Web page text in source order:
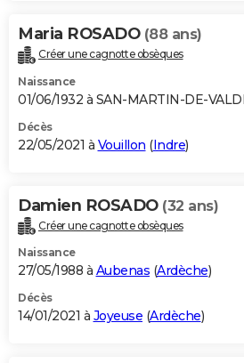
Maria ROSADO (88 ans)
Créer une cagnotte obsèques
Naissance
01/06/1932 à SAN-MARTIN-DE-
Décès
22/05/2021 à Vouillon (Indre)
Damien ROSADO (32 ans)
Créer une cagnotte obsèques
Naissance
27/05/1988 à Aubenas (Ardèche)
Décès
14/01/2021 à Joyeuse (Ardèche)